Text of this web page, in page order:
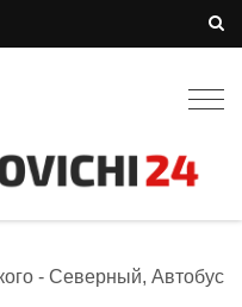
- Северный, Автобус